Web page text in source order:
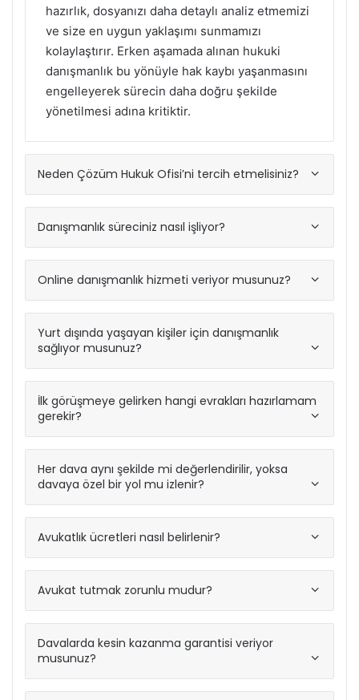
hazırlık, dosyanızı daha detaylı analiz etmemizi
ve size en uygun yaklaşımı sunmamızı
kolaylaştırır. Erken aşamada alınan hukuki
danışmanlık bu yönüyle hak kaybı yaşanmasını
engelleyerek sürecin daha doğru şekilde
yönetilmesi adına kritiktir.
Neden Çözüm Hukuk Ofisi’ni tercih etmelisiniz?
Danışmanlık süreciniz nasıl işliyor?
Online danışmanlık hizmeti veriyor musunuz?
Yurt dışında yaşayan kişiler için danışmanlık
sağlıyor musunuz?
İlk görüşmeye gelirken hangi evrakları hazırlamam
gerekir?
Her dava aynı şekilde mi değerlendirilir, yoksa
davaya özel bir yol mu izlenir?
Avukatlık ücretleri nasıl belirlenir?
Avukat tutmak zorunlu mudur?
Davalarda kesin kazanma garantisi veriyor
musunuz?